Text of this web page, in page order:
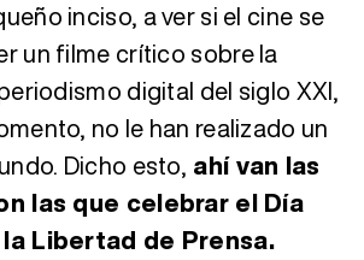
inciso, a ver si el cine se
un filme crítico sobre la
digital del siglo XXI,
no le han realizado un
Dicho esto, ahí van las
las que celebrar el Día
Libertad de Prensa.